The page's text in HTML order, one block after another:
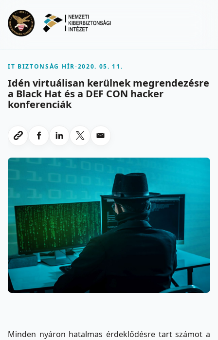
IT BIZTONSÁG HÍR-2020. 05. 11.
Idén virtuálisan kerülnek megrendezésre
a Black Hat és a DEF CON hacker
konferenciák
Link masolasa
Megosztas Facebookon
Megosztas LinkedInen
Megosztas X-en
Megosztas emailben
Minden nyáron hatalmas érdeklődésre tart számot a